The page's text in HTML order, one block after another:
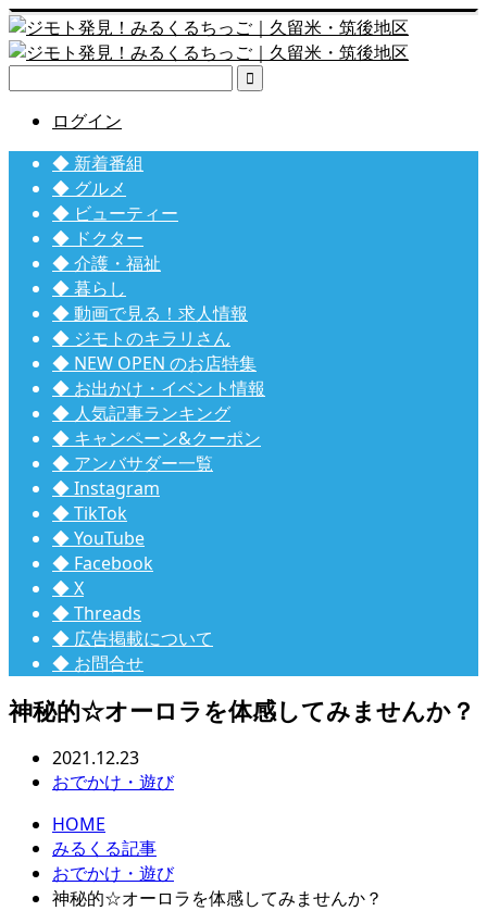

ログイン
◆ 新着番組
◆ グルメ
◆ ビューティー
◆ ドクター
◆ 介護・福祉
◆ 暮らし
◆ 動画で見る！求人情報
◆ ジモトのキラリさん
◆ NEW OPEN のお店特集
◆ お出かけ・イベント情報
◆ 人気記事ランキング
◆ キャンペーン&クーポン
◆ アンバサダー一覧
◆ Instagram
◆ TikTok
◆ YouTube
◆ Facebook
◆ X
◆ Threads
◆ 広告掲載について
◆ お問合せ
神秘的☆オーロラを体感してみませんか？
2021.12.23
おでかけ・遊び
HOME
みるくる記事
おでかけ・遊び
神秘的☆オーロラを体感してみませんか？